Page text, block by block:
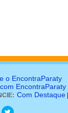
o EncontraParaty
EncontraParaty
Com Destaque